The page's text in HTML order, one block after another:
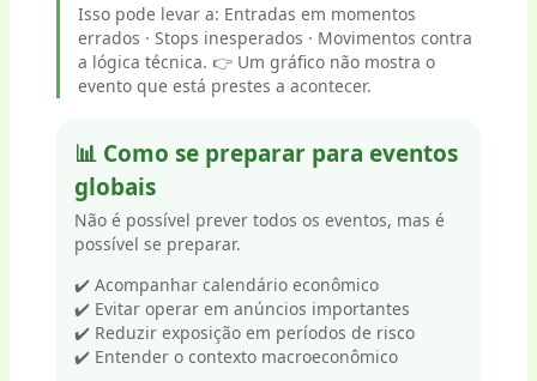
Isso pode levar a: Entradas em momentos
errados · Stops inesperados · Movimentos contra
a lógica técnica. 👉 Um gráfico não mostra o
evento que está prestes a acontecer.
📊 Como se preparar para eventos
globais
Não é possível prever todos os eventos, mas é
possível se preparar.
✔️ Acompanhar calendário econômico
✔️ Evitar operar em anúncios importantes
✔️ Reduzir exposição em períodos de risco
✔️ Entender o contexto macroeconômico